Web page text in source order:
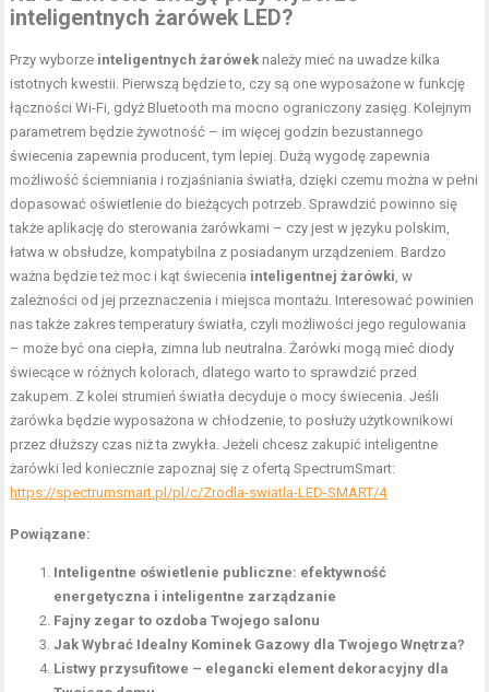
inteligentnych żarówek LED?
Przy wyborze inteligentnych żarówek należy mieć na uwadze kilka
istotnych kwestii. Pierwszą będzie to, czy są one wyposażone w funkcję
łączności Wi-Fi, gdyż Bluetooth ma mocno ograniczony zasięg. Kolejnym
parametrem będzie żywotność – im więcej godzin bezustannego
świecenia zapewnia producent, tym lepiej. Dużą wygodę zapewnia
możliwość ściemniania i rozjaśniania światła, dzięki czemu można w pełni
dopasować oświetlenie do bieżących potrzeb. Sprawdzić powinno się
także aplikację do sterowania żarówkami – czy jest w języku polskim,
łatwa w obsłudze, kompatybilna z posiadanym urządzeniem. Bardzo
ważna będzie też moc i kąt świecenia inteligentnej żarówki, w
zależności od jej przeznaczenia i miejsca montażu. Interesować powinien
nas także zakres temperatury światła, czyli możliwości jego regulowania
– może być ona ciepła, zimna lub neutralna. Żarówki mogą mieć diody
świecące w różnych kolorach, dlatego warto to sprawdzić przed
zakupem. Z kolei strumień światła decyduje o mocy świecenia. Jeśli
żarówka będzie wyposażona w chłodzenie, to posłuży użytkownikowi
przez dłuższy czas niż ta zwykła. Jeżeli chcesz zakupić inteligentne
żarówki led koniecznie zapoznaj się z ofertą SpectrumSmart:
https://spectrumsmart.pl/pl/c/Zrodla-swiatla-LED-SMART/4
Powiązane:
Inteligentne oświetlenie publiczne: efektywność
energetyczna i inteligentne zarządzanie
Fajny zegar to ozdoba Twojego salonu
Jak Wybrać Idealny Kominek Gazowy dla Twojego Wnętrza?
Listwy przysufitowe – elegancki element dekoracyjny dla